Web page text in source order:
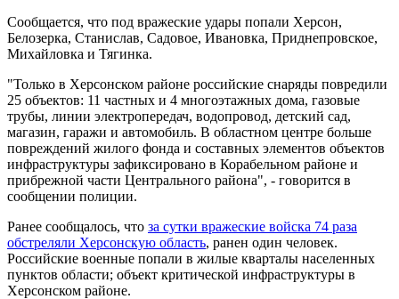
Сообщается, что под вражеские удары попали Херсон,
Белозерка, Станислав, Садовое, Ивановка, Приднепровское,
Михайловка и Тягинка.
"Только в Херсонском районе российские снаряды повредили
25 объектов: 11 частных и 4 многоэтажных дома, газовые
трубы, линии электропередач, водопровод, детский сад,
магазин, гаражи и автомобиль. В областном центре больше
повреждений жилого фонда и составных элементов объектов
инфраструктуры зафиксировано в Корабельном районе и
прибрежной части Центрального района", - говорится в
сообщении полиции.
Ранее сообщалось, что за сутки вражеские войска 74 раза
обстреляли Херсонскую область, ранен один человек.
Российские военные попали в жилые кварталы населенных
пунктов области; объект критической инфраструктуры в
Херсонском районе.